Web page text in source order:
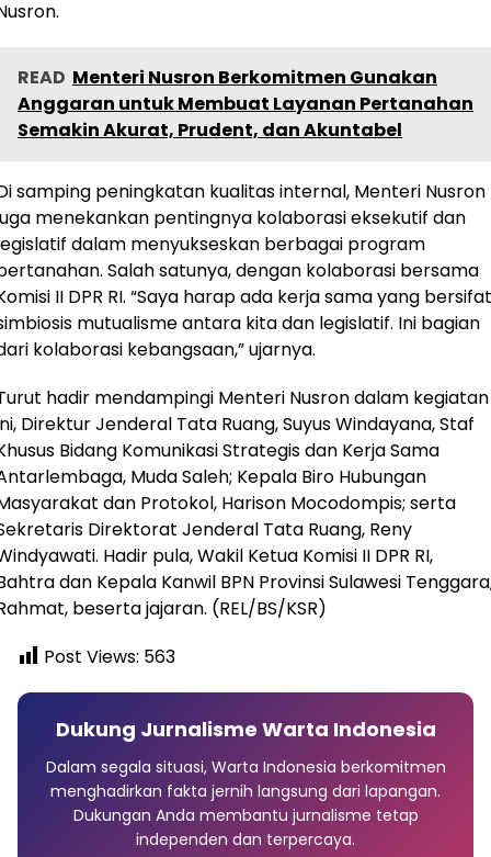
READ Menteri Nusron Berkomitmen Gunakan
Anggaran untuk Membuat Layanan Pertanahan
Semakin Akurat, Prudent, dan Akuntabel
samping peningkatan kualitas internal, Menteri Nusron
menekankan pentingnya kolaborasi eksekutif dan
dalam menyukseskan berbagai program
Salah satunya, dengan kolaborasi bersama
II DPR RI. “Saya harap ada kerja sama yang bersifat
mutualisme antara kita dan legislatif. Ini bagian
kolaborasi kebangsaan,” ujarnya.
hadir mendampingi Menteri Nusron dalam kegiatan
Direktur Jenderal Tata Ruang, Suyus Windayana, Staf
Bidang Komunikasi Strategis dan Kerja Sama
Muda Saleh; Kepala Biro Hubungan
dan Protokol, Harison Mocodompis; serta
Direktorat Jenderal Tata Ruang, Reny
Hadir pula, Wakil Ketua Komisi II DPR RI,
dan Kepala Kanwil BPN Provinsi Sulawesi
beserta jajaran. (REL/BS/KSR)
Post Views: 563
Dukung Jurnalisme Warta Indonesia
Dalam segala situasi, Warta Indonesia berkomitmen
menghadirkan fakta jernih langsung dari lapangan.
Dukungan Anda membantu jurnalisme tetap
independen dan terpercaya.